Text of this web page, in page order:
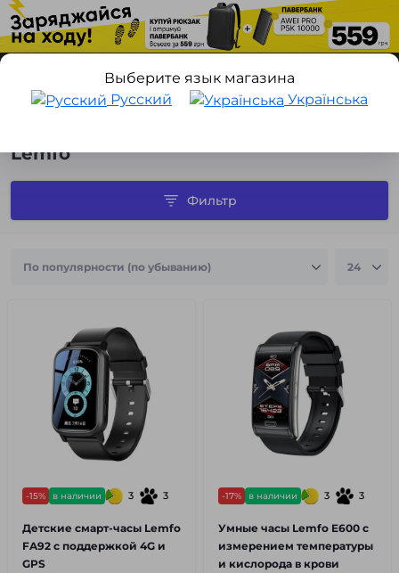
Lemfo
Выберите язык магазина
Русский
Українська
Фильтр
-15% в наличии 3 3
Детские смарт-часы Lemfo
FA92 c поддержкой 4G и
GPS
-17% в наличии 3 3
Умные часы Lemfo E600 с
измерением температуры
и кислорода в крови